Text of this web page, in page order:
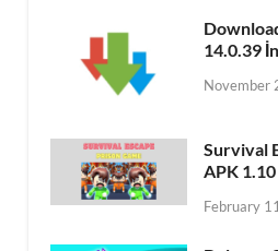
14.0.39
November
Survival
APK 1.10
February